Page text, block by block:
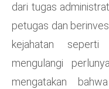
dari tugas
petugas dan
kejahatan seperti
mengulangi
mengatakan